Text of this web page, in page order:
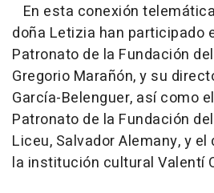
En esta conexión
doña Letizia han participado
Patronato de la Fundación
Gregorio Marañón, y su
García-Belenguer, así como
Patronato de la Fundación
Liceu, Salvador Alemany, y
la institución cultural Valentí